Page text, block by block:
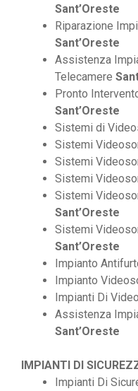
Sant’Oreste
Riparazione
Sant’Oreste
Assistenza
Telecamere
Pronto
Sant’Oreste
Sistemi di
Sistemi
Sistemi
Sistemi
Sistemi
Sant’Oreste
Sistemi
Sant’Oreste
Impianto
Impianto
Impianti Di
Assistenza
Sant’Oreste
IMPIANTI DI
Impianti Di